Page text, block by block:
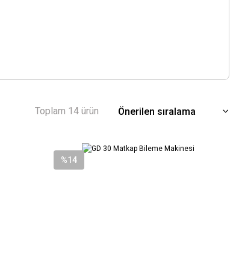
Toplam 14 ürün
%14